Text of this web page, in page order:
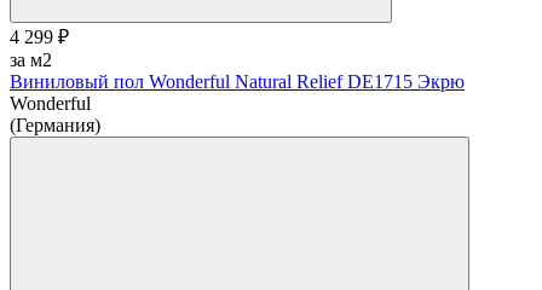
4 299 ₽
за м2
Виниловый пол Wonderful Natural Relief DE1715 Экрю
Wonderful
(Германия)